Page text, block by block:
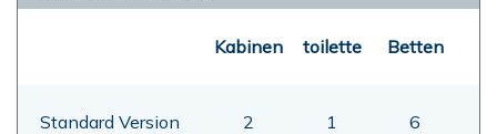
Kabinen toilette Betten
Standard Version 2 1 6